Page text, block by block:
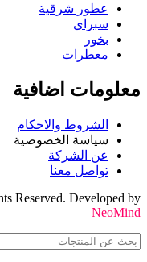
عطور شرقية
سبراى
بخور
معطرات
معلومات اضافية
الشروط والاحكام
سياسة الخصوصية
عن الشركة
تواصل معنا
Reserved. Developed by
NeoMind